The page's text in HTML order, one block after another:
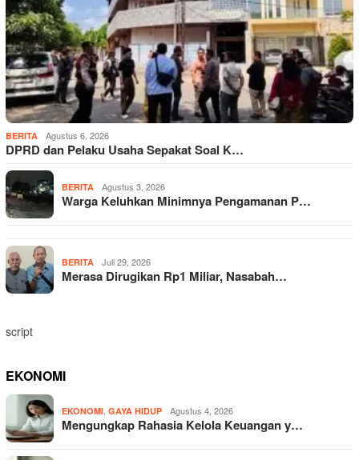
BERITA Agustus 6, 2026
DPRD dan Pelaku Usaha Sepakat Soal K…
BERITA Agustus 3, 2026
Warga Keluhkan Minimnya Pengamanan P…
BERITA Juli 29, 2026
Merasa Dirugikan Rp1 Miliar, Nasabah…
script
EKONOMI
EKONOMI GAYA HIDUP Agustus 4, 2026
Mengungkap Rahasia Kelola Keuangan y…